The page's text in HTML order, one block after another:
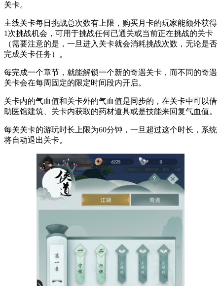
关卡。
主线关卡每日挑战总次数有上限，购买月卡的玩家能额外获得
1次挑战机会，可用于挑战任何已通关或当前正在挑战的关卡
（需要注意的是，一旦进入关卡就会消耗挑战次数，无论是否
完成关卡任务）。
每完成一个章节，就能解锁一个新的奇遇关卡，而不同的奇遇
关卡会在每周固定的限定时间段内开启。
关卡内的气血值和关卡外的气血值是同步的，在关卡中可以借
助医馆建筑、关卡内获取的药材道具或是技能来回复气血值。
每关关卡的游玩时长上限为60分钟，一旦超过这个时长，系统
将自动退出关卡。